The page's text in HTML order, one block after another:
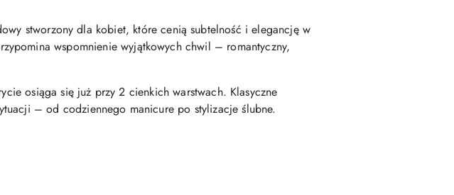
stworzony dla kobiet, które cenią subtelność i elegancję w
wspomnienie wyjątkowych chwil – romantyczny,
osiąga się już przy 2 cienkich warstwach. Klasyczne
– od codziennego manicure po stylizacje ślubne.